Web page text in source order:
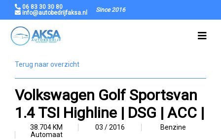
06 83 30 30 80
info@autobedrijfaksa.nl
Since 2016
Terug naar overzicht
Volkswagen Golf Sportsvan
1.4 TSI Highline | DSG | ACC |
38.704 KM 03 / 2016
Benzine
Automaat